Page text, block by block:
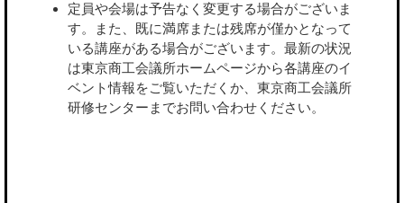
定員や会場は予告なく変更する場合がございま
す。また、既に満席または残席が僅かとなって
いる講座がある場合がございます。最新の状況
は東京商工会議所ホームページから各講座のイ
ベント情報をご覧いただくか、東京商工会議所
研修センターまでお問い合わせください。